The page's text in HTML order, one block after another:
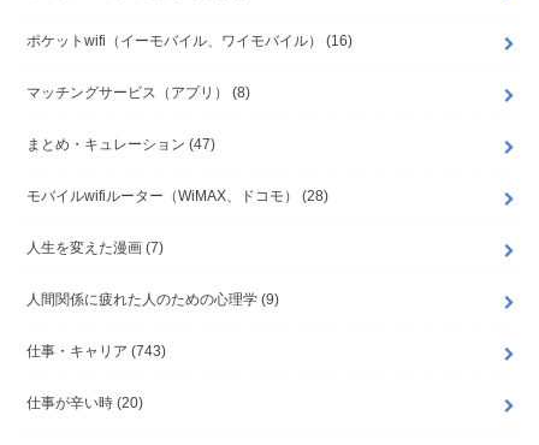
ポケットwifi（イーモバイル、ワイモバイル） (16)
マッチングサービス（アプリ） (8)
まとめ・キュレーション (47)
モバイルwifiルーター（WiMAX、ドコモ） (28)
人生を変えた漫画 (7)
人間関係に疲れた人のための心理学 (9)
仕事・キャリア (743)
仕事が辛い時 (20)